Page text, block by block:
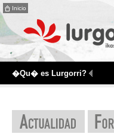
Inicio
�Qu� es Lurgorri?